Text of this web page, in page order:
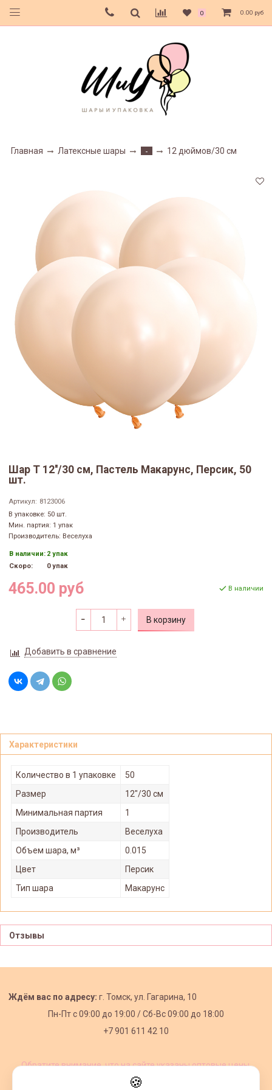
0 0.00 руб
Главная Латексные шары - 12 дюймов/30 см
Шар Т 12''/30 см, Пастель Макарунс, Персик, 50
шт.
Артикул: 8123006
В упаковке: 50 шт.
Мин. партия: 1 упак
Производитель: Веселуха
В наличии: 2 упак
Скоро:
0 упак
465.00 руб В наличии
В корзину
Добавить в сравнение
Характеристики
Количество в 1 упаковке
50
Размер
12"/30 см
Минимальная партия
1
Производитель
Веселуха
Объем шара, м³
0.015
Цвет
Персик
Тип шара
Макарунс
Отзывы
Ждём вас по адресу: г. Томск, ул. Гагарина, 10
Пн-Пт с09:00 до 19:00 /Сб-Вс 09:00 до 18:00
+7 901 611 42 10
Обратите внимание, что на сайте указаны оптовые цены,
🍪